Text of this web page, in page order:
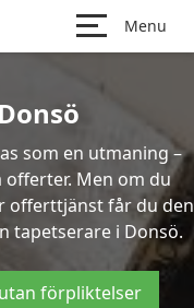
Menu
som en utmaning –
Men om du
offerttjänst får du den
tapetserare i Donsö.
förpliktelser